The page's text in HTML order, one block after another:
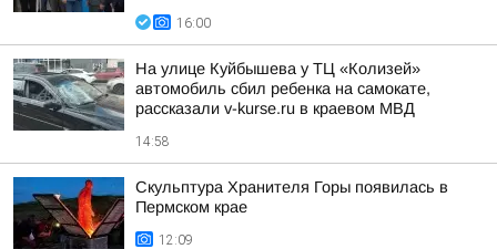
16:00
На улице Куйбышева у ТЦ «Колизей»
автомобиль сбил ребенка на самокате,
рассказали v-kurse.ru в краевом МВД
14:58
Скульптура Хранителя Горы появилась в
Пермском крае
12:09